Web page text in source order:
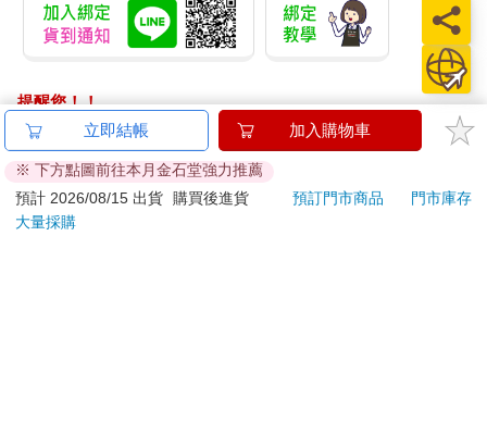
提醒您！！
金石堂及銀行均不會請您操作ATM! 如接獲電話要求您前往
ATM提款機，請不要聽從指示，以免受騙上當！
退換貨須知：
**提醒您，鑑賞期不等於試用期，退回商品須為全新狀態**
立即結帳 加入購物車
※ 下方點圖前往本月金石堂強力推薦
預計 2026/08/15 出貨
購買後進貨 預訂門市商品
門市庫存
大量採購